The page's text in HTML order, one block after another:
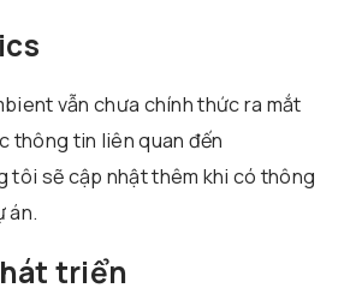
vẫn chưa chính thức ra mắt
thông tin liên quan đến
tôi sẽ cập nhật thêm khi có thông
án.
triển